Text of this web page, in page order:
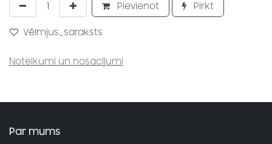
Pievienot Pirkt
Vēlmjus_saraksts
Noteikumi un nosacījumi
Par mums